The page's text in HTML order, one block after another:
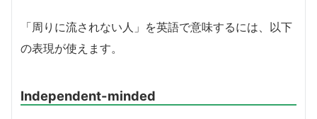
「周りに流されない人」を英語で意味するには、以下
の表現が使えます。
Independent-minded